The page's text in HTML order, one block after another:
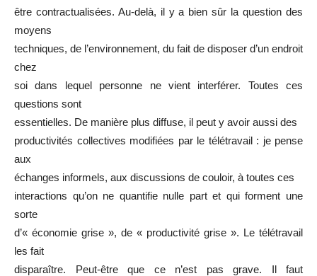
être contractualisées. Au-delà, il y a bien sûr la question des
moyens
techniques, de l’environnement, du fait de disposer d’un endroit
chez
soi dans lequel personne ne vient interférer. Toutes ces
questions sont
essentielles. De manière plus diffuse, il peut y avoir aussi des
productivités collectives modifiées par le télétravail : je pense
aux
échanges informels, aux discussions de couloir, à toutes ces
interactions qu’on ne quantifie nulle part et qui forment une
sorte
d’« économie grise », de « productivité grise ». Le télétravail
les fait
disparaître. Peut-être que ce n’est pas grave. Il faut